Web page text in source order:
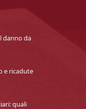
danno da
e ricadute
quali